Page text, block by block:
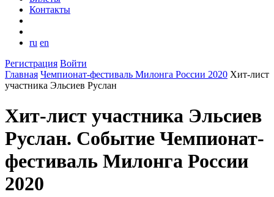
Контакты
ru en
Регистрация Войти
Главная Чемпионат-фестиваль Милонга России 2020 Хит-лист
участника Эльсиев Руслан
Хит-лист участника Эльсиев
Руслан. Событие Чемпионат-
фестиваль Милонга России
2020